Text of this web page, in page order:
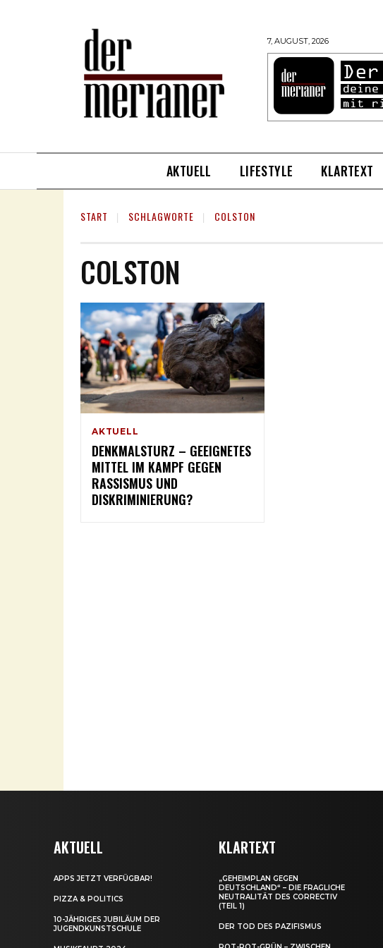
7, AUGUST, 2026
AKTUELL LIFESTYLE KLARTEXT
START SCHLAGWORTE COLSTON
COLSTON
AKTUELL
DENKMALSTURZ – GEEIGNETES
MITTEL IM KAMPF GEGEN
RASSISMUS UND
DISKRIMINIERUNG?
AKTUELL
APPS JETZT VERFÜGBAR!
PIZZA & POLITICS
10-JÄHRIGES JUBILÄUM DER
JUGENDKUNSTSCHULE
KLARTEXT
„GEHEIMPLAN GEGEN
DEUTSCHLAND“ – DIE FRAGLICHE
NEUTRALITÄT DES CORRECTIV
(TEIL 1)
DER TOD DES PAZIFISMUS